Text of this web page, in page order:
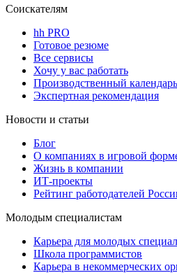
Соискателям
hh PRO
Готовое резюме
Все сервисы
Хочу у вас работать
Производственный календарь
Экспертная рекомендация
Новости и статьи
Блог
О компаниях в игровой
Жизнь в компании
ИТ-проекты
Рейтинг работодателей
Молодым специалистам
Карьера для молодых
Школа программистов
Карьера в некоммерческих